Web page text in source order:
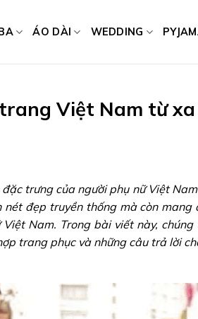
ÁO DÀI WEDDING
Việt Nam từ
trưng của người phụ nữ Việt
đẹp truyền thống mà còn
Nam. Trong bài viết này,
trang phục và những câu trả lời